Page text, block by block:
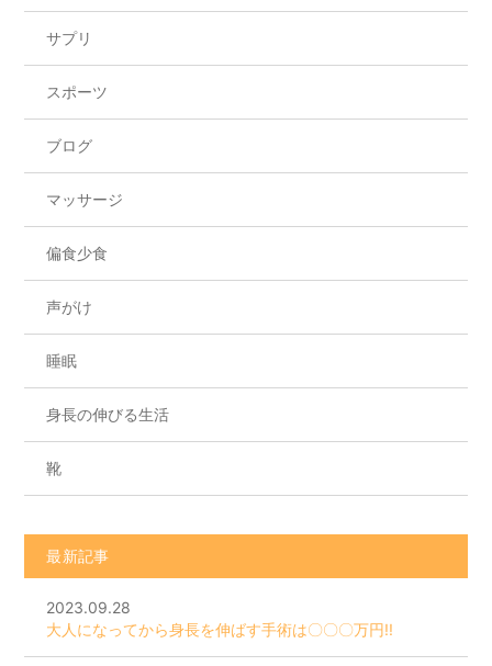
サプリ
スポーツ
ブログ
マッサージ
偏食少食
声がけ
睡眠
身長の伸びる生活
靴
最新記事
2023.09.28
大人になってから身長を伸ばす手術は〇〇〇万円!!